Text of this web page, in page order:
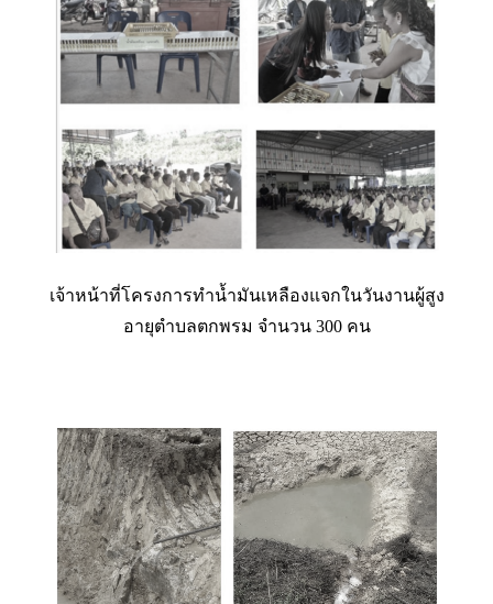
เจ้าหน้าที่โครงการทำน้ำมันเหลืองแจกในวันงานผู้สูง
อายุตำบลตกพรม จำนวน 300 คน